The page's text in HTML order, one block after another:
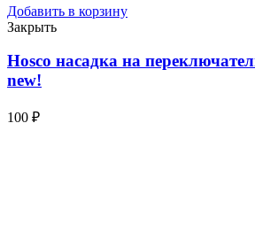
Добавить в корзину
Закрыть
Hosco насадка на
new!
100 ₽